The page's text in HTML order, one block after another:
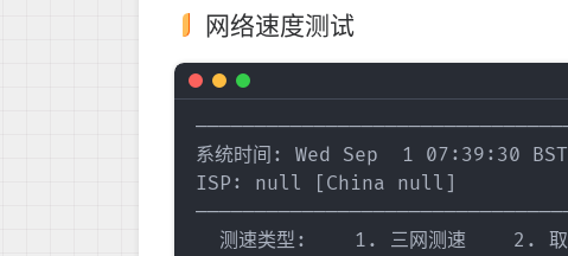
网络速度测试
系统时间: Wed Sep  1 07:39:30
ISP: null [China null]
测速类型:    1. 三网测速    2. 取